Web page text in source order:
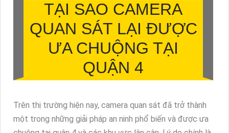
TẠI SAO CAMERA
QUAN SÁT LẠI ĐƯỢC
ƯA CHUỘNG TẠI
QUẬN 4
Trên thị trường hiện nay, camera quan sát đã trở thành
một trong những giải pháp an ninh phổ biến và được ưa